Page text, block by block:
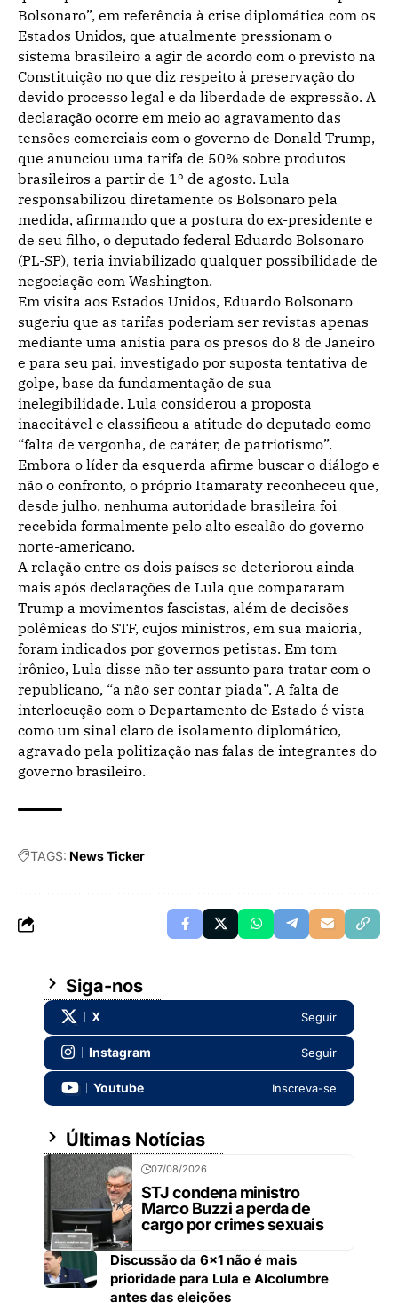
Bolsonaro”, em referência à crise diplomática com os
Estados Unidos, que atualmente pressionam o
sistema brasileiro a agir de acordo com o previsto na
Constituição no que diz respeito à preservação do
devido processo legal e da liberdade de expressão. A
declaração ocorre em meio ao agravamento das
tensões comerciais com o governo de Donald Trump,
que anunciou uma tarifa de 50% sobre produtos
brasileiros a partir de 1º de agosto. Lula
responsabilizou diretamente os Bolsonaro pela
medida, afirmando que a postura do ex-presidente e
de seu filho, o deputado federal Eduardo Bolsonaro
(PL-SP), teria inviabilizado qualquer possibilidade de
negociação com Washington.
Em visita aos Estados Unidos, Eduardo Bolsonaro
sugeriu que as tarifas poderiam ser revistas apenas
mediante uma anistia para os presos do 8 de Janeiro
e para seu pai, investigado por suposta tentativa de
golpe, base da fundamentação de sua
inelegibilidade. Lula considerou a proposta
inaceitável e classificou a atitude do deputado como
“falta de vergonha, de caráter, de patriotismo”.
Embora o líder da esquerda afirme buscar o diálogo e
não o confronto, o próprio Itamaraty reconheceu que,
desde julho, nenhuma autoridade brasileira foi
recebida formalmente pelo alto escalão do governo
norte-americano.
A relação entre os dois países se deteriorou ainda
mais após declarações de Lula que compararam
Trump a movimentos fascistas, além de decisões
polêmicas do STF, cujos ministros, em sua maioria,
foram indicados por governos petistas. Em tom
irônico, Lula disse não ter assunto para tratar com o
republicano, “a não ser contar piada”. A falta de
interlocução com o Departamento de Estado é vista
como um sinal claro de isolamento diplomático,
agravado pela politização nas falas de integrantes do
governo brasileiro.
TAGS: News Ticker
Siga-nos
X Seguir
Instagram Seguir
Youtube Inscreva-se
Últimas Notícias
07/08/2026
STJ condena ministro
Marco Buzzi a perda de
cargo por crimes sexuais
Discussão da 6×1 não é mais
prioridade para Lula e Alcolumbre
antes das eleições